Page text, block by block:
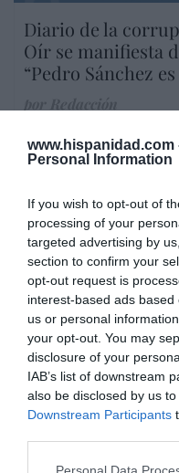
www.hispanidad.com
Personal Information
If you wish to opt-out of
processing of your
targeted advertising by
section to confirm your
opt-out request is
interest-based ads
us or personal
your opt-out. You may
disclosure of your
IAB’s list of downstream
also be disclosed by us
Downstream Participants
Personal Data
Diario de la
Oír se manifiesta
“Pedro Sánchez
Enormes minucias
por Eulogio López